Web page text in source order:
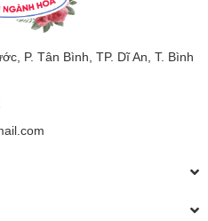
P. Tân Bình, TP. Dĩ An, T. Bình